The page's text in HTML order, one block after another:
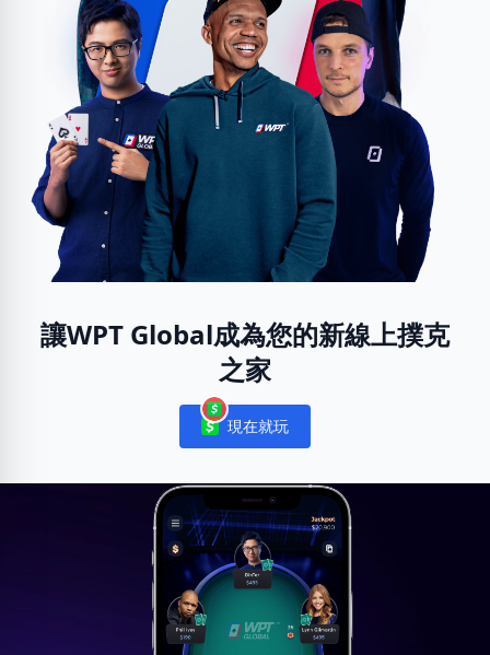
讓WPT Global成為您的新線上撲克
之家
Notifications
現在就玩